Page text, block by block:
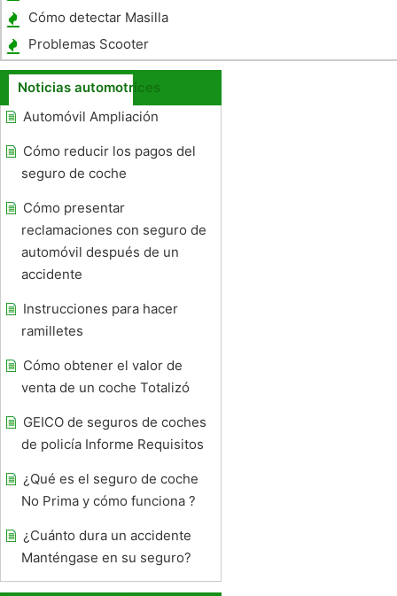
Clase B de Aprendizaje
Cómo detectar Masilla
Problemas Scooter
Noticias automotrices
Automóvil Ampliación
Cómo reducir los pagos del
seguro de coche
Cómo presentar
reclamaciones con seguro de
automóvil después de un
accidente
Instrucciones para hacer
ramilletes
Cómo obtener el valor de
venta de un coche Totalizó
GEICO de seguros de coches
de policía Informe Requisitos
¿Qué es el seguro de coche
No Prima y cómo funciona ?
¿Cuánto dura un accidente
Manténgase en su seguro?